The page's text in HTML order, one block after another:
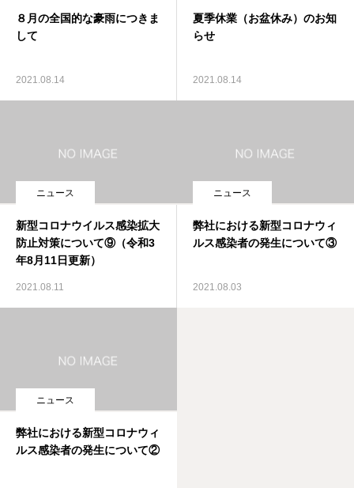
８月の全国的な豪雨につきま
して
2021.08.14
夏季休業（お盆休み）のお知
らせ
2021.08.14
ニュース
新型コロナウイルス感染拡大
防止対策について⑨（令和3
年8月11日更新）
2021.08.11
ニュース
弊社における新型コロナウィ
ルス感染者の発生について③
2021.08.03
ニュース
弊社における新型コロナウィ
ルス感染者の発生について②
私たちの強み
お知らせ
お問い合せ